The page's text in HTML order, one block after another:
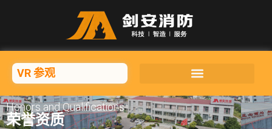
VR 参观
Honors and Qualifications
荣誉资质